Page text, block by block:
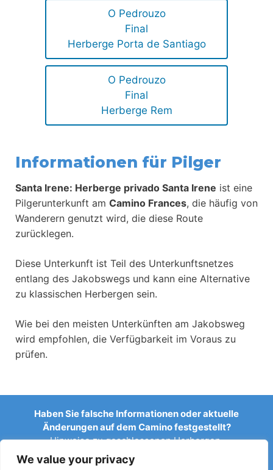
We value your privacy
O Pedrouzo
Final
Herberge Porta de Santiago
O Pedrouzo
Final
Herberge Rem
Informationen für Pilger
Santa Irene: Herberge privado Santa Irene ist eine
Pilgerunterkunft am Camino Frances, die häufig von
Wanderern genutzt wird, die diese Route
zurücklegen.
Diese Unterkunft ist Teil des Unterkunftsnetzes
entlang des Jakobswegs und kann eine Alternative
zu klassischen Herbergen sein.
Wie bei den meisten Unterkünften am Jakobsweg
wird empfohlen, die Verfügbarkeit im Voraus zu
prüfen.
Haben Sie falsche Informationen oder aktuelle
Änderungen auf dem Camino festgestellt?
Hinweise zu geschlossenen Herbergen,
Überschwemmungen, Umleitungen, Bauarbeiten oder
anderen Änderungen helfen, den Reiseführer aktuell zu